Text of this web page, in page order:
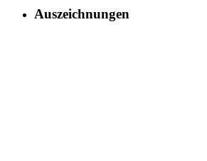
Auszeichnungen